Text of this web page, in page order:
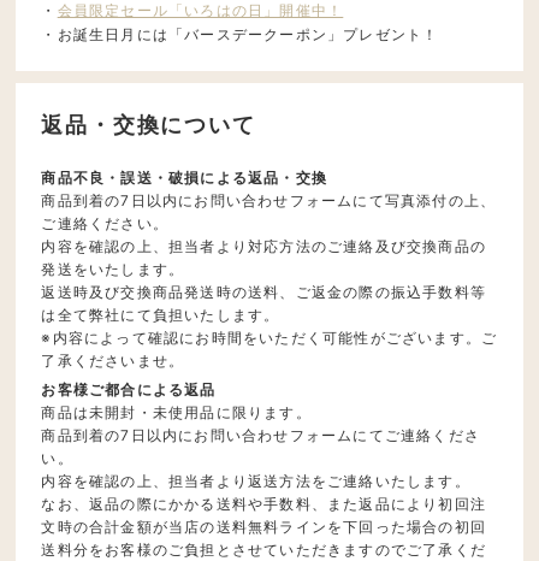
・ 会員限定セール「いろはの日」開催中！
・お誕生日月には「バースデークーポン」プレゼント！
返品・交換について
商品不良・誤送・破損による返品・交換
商品到着の7日以内にお問い合わせフォームにて写真添付の上、
ご連絡ください。
内容を確認の上、担当者より対応方法のご連絡及び交換商品の
発送をいたします。
返送時及び交換商品発送時の送料、ご返金の際の振込手数料等
は全て弊社にて負担いたします。
※内容によって確認にお時間をいただく可能性がございます。ご
了承くださいませ。
お客様ご都合による返品
商品は未開封・未使用品に限ります。
商品到着の7日以内にお問い合わせフォームにてご連絡くださ
い。
内容を確認の上、担当者より返送方法をご連絡いたします。
なお、返品の際にかかる送料や手数料、また返品により初回注
文時の合計金額が当店の送料無料ラインを下回った場合の初回
送料分をお客様のご負担とさせていただきますのでご了承くだ